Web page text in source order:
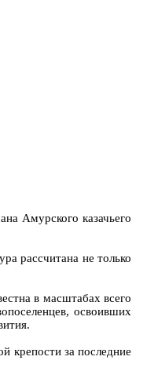
Амурского казачьего
рассчитана не только
в масштабах всего
освоивших
крепости за последние